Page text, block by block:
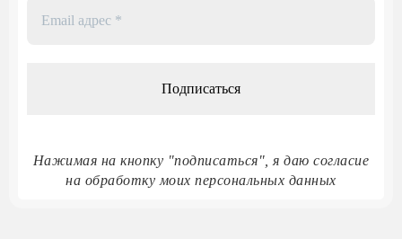
Нажимая на кнопку "подписаться", я даю согласие
на обработку моих персональных данных